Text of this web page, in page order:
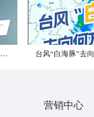
“白海豚”耐力王者！横跨七千公里直奔华东 台风“白海豚”去
营销中心